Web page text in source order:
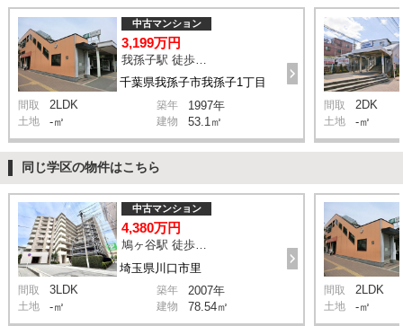
千葉県我孫子市我孫子1丁目
中古マンション
3,199万円
我孫子駅 徒歩2分
間取 2LDK 築年 1997年
土地 -㎡ 建物 53.1㎡
間取 2DK
土地 -㎡
同じ学区の物件はこちら
埼玉県川口市里
中古マンション
4,380万円
鳩ヶ谷駅 徒歩2分
間取 3LDK 築年 2007年
土地 -㎡ 建物 78.54㎡
間取 2LDK
土地 -㎡